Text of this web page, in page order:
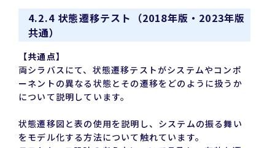
4.2.4 状態遷移テスト（2018年版・2023年版
共通）
【共通点】
両シラバスにて、状態遷移テストがシステムやコンポ
ーネントの異なる状態とその遷移をどのように扱うか
について説明しています。
状態遷移図と表の使用を説明し、システムの振る舞い
をモデル化する方法について触れています。